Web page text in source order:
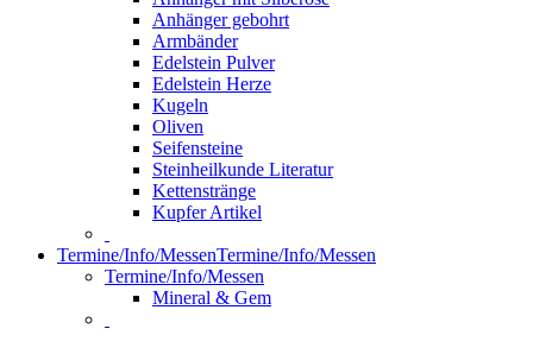
Anhänger gebohrt
Armbänder
Edelstein Pulver
Edelstein Herze
Kugeln
Oliven
Seifensteine
Steinheilkunde Literatur
Kettenstränge
Kupfer Artikel
Termine/Info/MessenTermine/Info/Messen
Termine/Info/Messen
Mineral & Gem